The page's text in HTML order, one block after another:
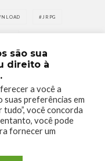
JRPG
0
são sua
direito à
a você a
suas preferências em
tudo”, você concorda
você pode
fornecer um